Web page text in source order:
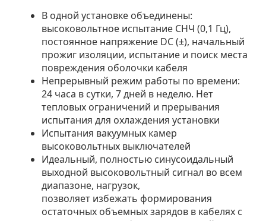
В одной установке объединены:
высоковольтное испытание СНЧ (0,1 Гц),
постоянное напряжение DC (±), начальный
прожиг изоляции, испытание и поиск места
повреждения оболочки кабеля
Непрерывный режим работы по времени:
24 часа в сутки, 7 дней в неделю. Нет
тепловых ограничений и прерывания
испытания для охлаждения установки
Испытания вакуумных камер
высоковольтных выключателей
Идеальный, полностью синусоидальный
выходной высоковольтный сигнал во всем
диапазоне, нагрузок,
позволяет избежать формирования
остаточных объемных зарядов в кабелях с